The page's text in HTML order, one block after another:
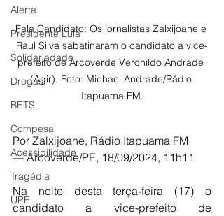
Alerta
Presidente Lula
Solidariedade
Drogas
BETS
Compesa
Acessibilidade
Tragédia
UPE
Fala Candidato: Os jornalistas Zalxijoane e
Raul Silva sabatinaram o candidato a vice-
prefeito de Arcoverde Veronildo Andrade
(Agir). Foto: Michael Andrade/Rádio
Itapuama FM.
Por Zalxijoane, Rádio Itapuama FM
— Arcoverde/PE, 18/09/2024, 11h11
Na noite desta terça-feira (17) o
candidato a vice-prefeito de